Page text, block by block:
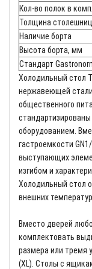
Кол-во полок в
Толщина
Наличие борта
Высота борта, мм
Стандарт
Холодильный стол
нержавеющей
общественного
оборудованием.
гастроемкости
выступающих
изгибом и
Холодильный стол
внешних
Вместо дверей
комплектовать
размера или тремя
(XL). Столы с